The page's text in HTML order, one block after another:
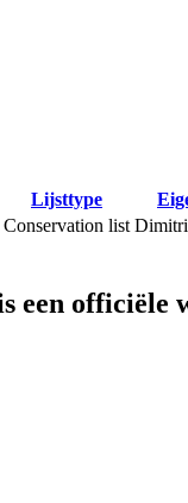
Lijsttype
Conservation list
officiële